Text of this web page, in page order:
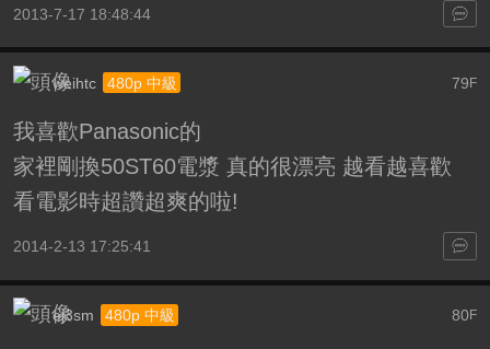
2013-7-17 18:48:44
79 F
weihtc 480p 中級
我喜歡Panasonic的
家裡剛換50ST60電漿 真的很漂亮 越看越喜歡
看電影時超讚超爽的啦!
2014-2-13 17:25:41
80F
ej3sm 480p 中級